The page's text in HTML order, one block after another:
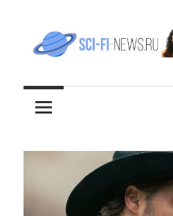
содержимому
sci-
fi-
news.ru
новости
фантастики